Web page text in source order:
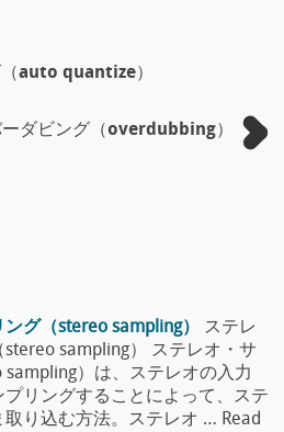
auto quantize）
ーダビング（overdubbing）
グ（stereo sampling）
ステレ
sampling） ステレオ・サ
sampling）は、ステレオの入力
プリングすることによって、ステ
取り込む方法。ステレオ … Read